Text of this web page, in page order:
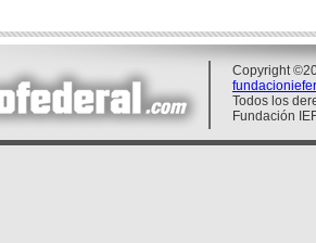
Copyright
Todos los
Fundación